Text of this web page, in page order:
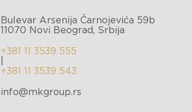
Bulevar Arsenija Čarnojevića 59b
11070 Novi Beograd, Srbija
+381 11 3539 555
+381 11 3539 543
info@mkgroup.rs